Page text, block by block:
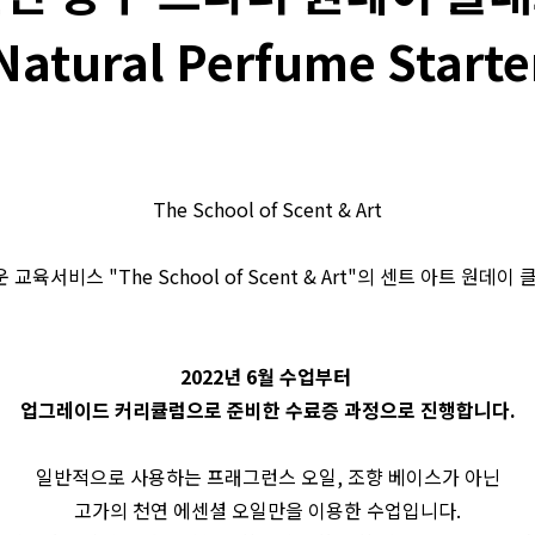
Perfume
The School of Scent & Art
교육서비스 "The School of Scent & Art"의 센트 아트 원데이
2022년 6월 수업부터
업그레이드 커리큘럼으로 준비한 수료증 과정으로 진행합니다.
일반적으로 사용하는 프래그런스 오일, 조향 베이스가 아닌
고가의 천연 에센셜 오일만을 이용한 수업입니다.